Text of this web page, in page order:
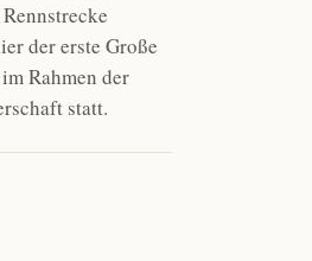
der erste Große
Rahmen der
statt.